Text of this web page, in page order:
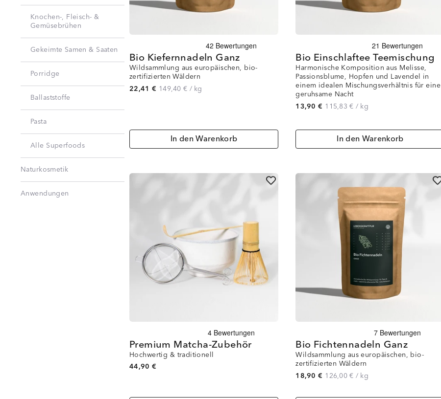
Knochen-, Fleisch- &
Gemüsebrühen
Gekeimte Samen & Saaten
Porridge
Ballaststoffe
Pasta
Alle Superfoods
Naturkosmetik
Anwendungen
Bio Kiefernnadeln Ganz
Wildsammlung aus europäischen, bio-
zertifizierten Wäldern
22,41 € 149,40 € / kg
In den Warenkorb
Bio Einschlaftee Teemischung
Harmonische Komposition aus Melisse,
Passionsblume, Hopfen und Lavendel in
einem idealen Mischungsverhältnis für eine
geruhsame Nacht
13,90 € 115,83 € / kg
In den Warenkorb
Premium Matcha-Zubehör
Hochwertig & traditionell
44,90 €
Bio Fichtennadeln Ganz
Wildsammlung aus europäischen, bio-
zertifizierten Wäldern
18,90 € 126,00 € / kg